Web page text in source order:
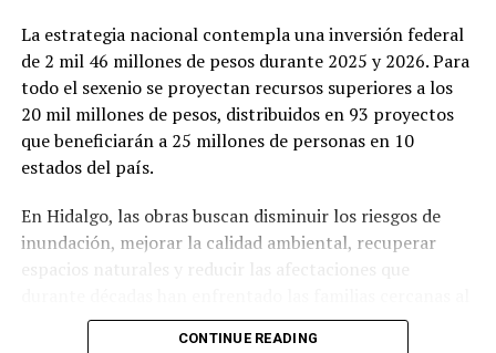
La estrategia nacional contempla una inversión federal
de 2 mil 46 millones de pesos durante 2025 y 2026. Para
todo el sexenio se proyectan recursos superiores a los
20 mil millones de pesos, distribuidos en 93 proyectos
que beneficiarán a 25 millones de personas en 10
estados del país.
En Hidalgo, las obras buscan disminuir los riesgos de
inundación, mejorar la calidad ambiental, recuperar
espacios naturales y reducir las afectaciones que
río Tula.
CONTINUE READING